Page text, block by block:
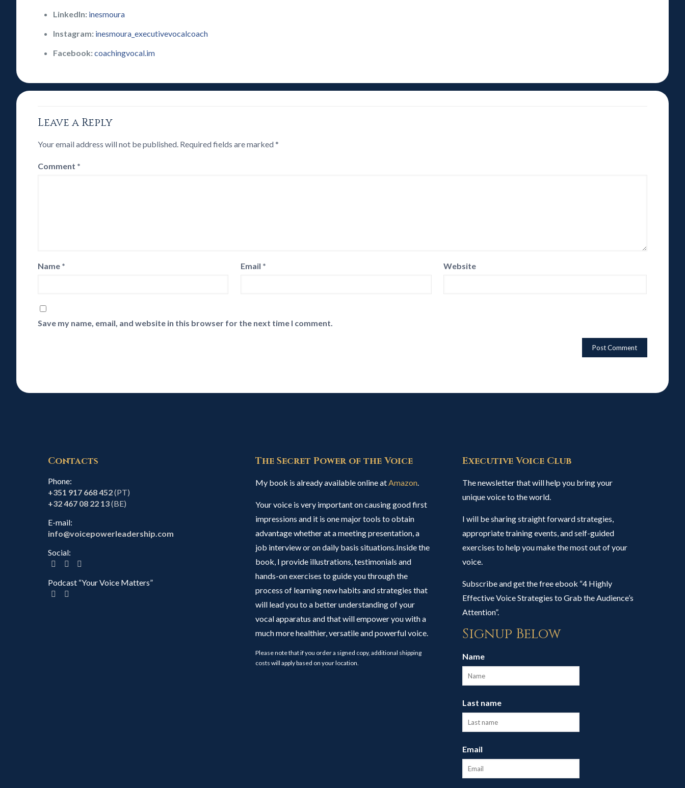
LinkedIn: inesmoura
Instagram: inesmoura_executivevocalcoach
Facebook:coachingvocal.im
Leave a Reply
Your email address will not be published. Required fields are marked*
Comment *
Name * Email * Website
Save my name, email, and website in this browser for the next time I comment.
Contacts
Phone:
+351 917 668 452(PT)
+32 467 08 22 13(BE)
E-mail:
info@voicepowerleadership.com
Social:
Podcast “Your Voice Matters”
The Secret Power of the Voice
My book is already available online atAmazon.
Your voice is very important on causing good first
impressions and it is one major tools to obtain
advantage whether at a meeting presentation, a
job interview or on daily basis situations.Inside the
book, I provide illustrations, testimonials and
hands-on exercises to guide you through the
process of learning new habits and strategies that
will lead you to a better understanding of your
vocal apparatus and that will empower you with a
much more healthier, versatile and powerful voice.
Please note that if you order a signed copy, additional shipping
costs will apply based on your location.
Executive Voice Club
The newsletter that will help you bring your
unique voice to the world.
I will be sharing straight forward strategies,
appropriate training events, and self-guided
exercises to help you make the most out of your
voice.
Subscribe and get the free ebook “4 Highly
Effective Voice Strategies to Grab the Audience’s
Attention”.
Signup Below
Name
Last name
Email